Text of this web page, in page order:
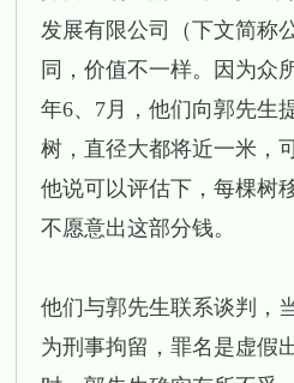
发展有限公司（下文简称
同，价值不一样。因为众
年6、7月，他们向郭先生
树，直径大都将近一米，
他说可以评估下，每棵树
不愿意出这部分钱。
他们与郭先生联系谈判，
为刑事拘留，罪名是虚假